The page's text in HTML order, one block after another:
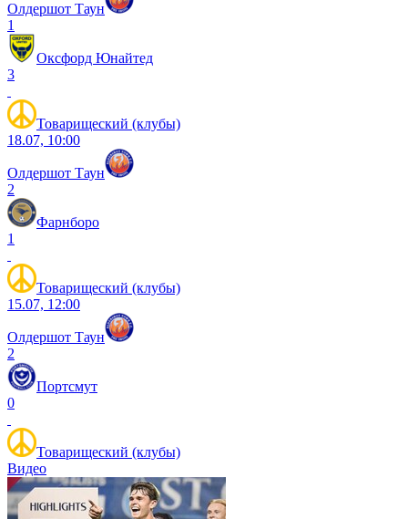
Олдершот Таун
1
Оксфорд Юнайтед
3
Товарищеский (клубы)
18.07, 10:00
Олдершот Таун
2
Фарнборо
1
Товарищеский (клубы)
15.07, 12:00
Олдершот Таун
2
Портсмут
0
Товарищеский (клубы)
Видео